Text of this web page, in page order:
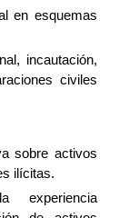
en esquemas
incautación,
civiles
sobre activos
ilícitas.
experiencia